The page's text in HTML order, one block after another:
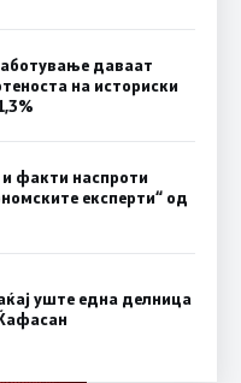
даваат
на историски
и факти наспроти
експерти“ од
уште една делница